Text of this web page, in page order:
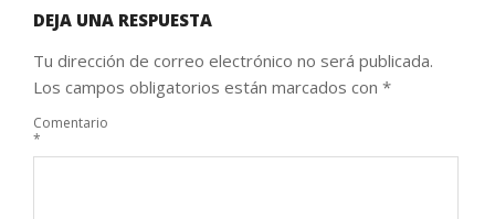
DEJA UNA RESPUESTA
Tu dirección de correo electrónico no será publicada.
Los campos obligatorios están marcados con *
Comentario
*